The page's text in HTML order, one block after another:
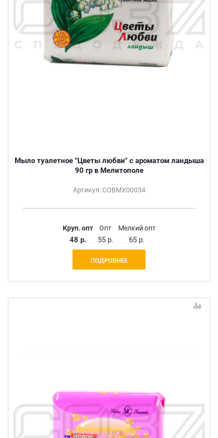
Мыло туалетное "Цветы любви" с ароматом ландыша
90 гр в Мелитополе
Артикул: СОВМХ00034
Круп. опт
48 р.
Опт
55 р.
Мелкий опт
65 р.
ПОДРОБНЕЕ